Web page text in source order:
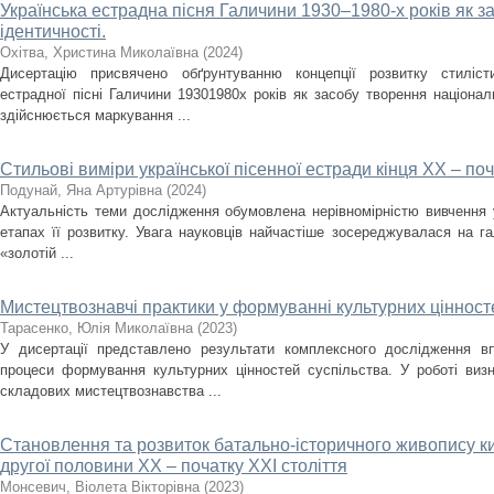
Українська естрадна пісня Галичини 1930–1980-­х років як
ідентичності.
Охітва, Христина Миколаївна (2024)
Дисертацію присвячено обґрунтуванню концепції розвитку
естрадної пісні Галичини 1930­1980­х років як засобу творення
здійснюється маркування ...
Стильові виміри української пісенної естради кінця ХХ –
Подунай, Яна Артурівна (2024)
Актуальність теми дослідження обумовлена нерівномірністю вивчення
етапах її розвитку. Увага науковців найчастіше зосереджувалася на
«золотій ...
Мистецтвознавчі практики у формуванні культурних
Тарасенко, Юлія Миколаївна (2023)
У дисертації представлено результати комплексного дослідження
процеси формування культурних цінностей суспільства. У роботі
складових мистецтвознавства ...
Становлення та розвиток батально-історичного живопису
другої половини ХХ – початку XXI століття
Монсевич, Віолета Вікторівна (2023)